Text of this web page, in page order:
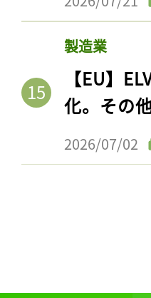
製造業
【EU】
化。その
2026/07/02